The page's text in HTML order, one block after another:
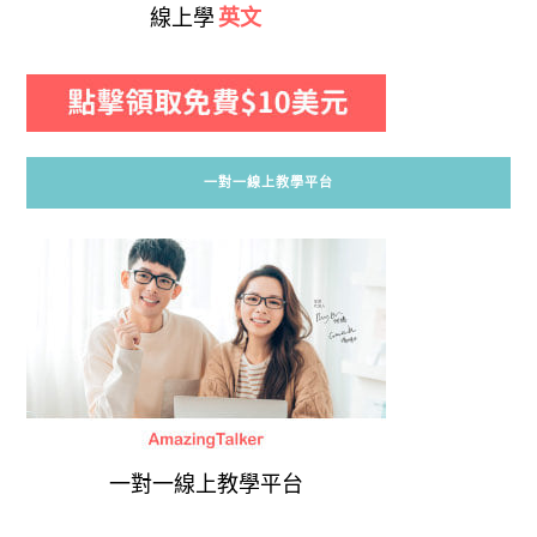
線上學 英文
一對一線上教學平台
一對一線上教學平台